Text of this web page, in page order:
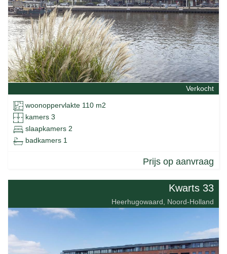
Verkocht
woonoppervlakte 110 m2
kamers 3
slaapkamers 2
badkamers 1
Prijs op aanvraag
Kwarts 33
Heerhugowaard, Noord-Holland